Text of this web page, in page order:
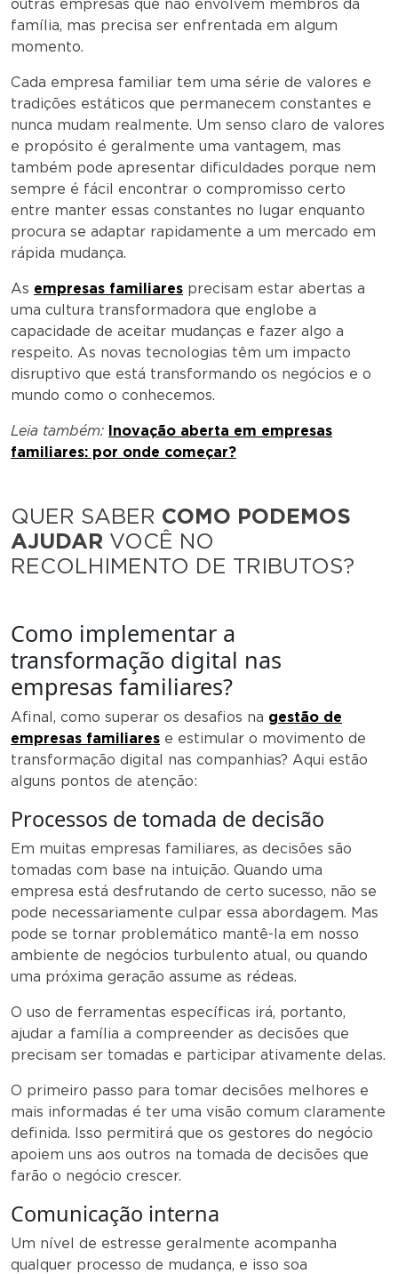
outras empresas que não envolvem membros da
família, mas precisa ser enfrentada em algum
momento.
Cada empresa familiar tem uma série de valores e
tradições estáticos que permanecem constantes e
nunca mudam realmente. Um senso claro de valores
e propósito é geralmente uma vantagem, mas
também pode apresentar dificuldades porque nem
sempre é fácil encontrar o compromisso certo
entre manter essas constantes no lugar enquanto
procura se adaptar rapidamente a um mercado em
rápida mudança.
As empresas familiares precisam estar abertas a
uma cultura transformadora que englobe a
capacidade de aceitar mudanças e fazer algo a
respeito. As novas tecnologias têm um impacto
disruptivo que está transformando os negócios e o
mundo como o conhecemos.
Leia também: Inovação aberta em empresas
familiares: por onde começar?
QUER SABER COMO PODEMOS
AJUDAR VOCÊ NO
RECOLHIMENTO DE TRIBUTOS?
Como implementar a
transformação digital nas
empresas familiares?
Afinal, como superar os desafios na gestão de
empresas familiares e estimular o movimento de
transformação digital nas companhias? Aqui estão
alguns pontos de atenção:
Processos de tomada de decisão
Em muitas empresas familiares, as decisões são
tomadas com base na intuição. Quando uma
empresa está desfrutando de certo sucesso, não se
pode necessariamente culpar essa abordagem. Mas
pode se tornar problemático mantê-la em nosso
ambiente de negócios turbulento atual, ou quando
uma próxima geração assume as rédeas.
O uso de ferramentas específicas irá, portanto,
ajudar a família a compreender as decisões que
precisam ser tomadas e participar ativamente delas.
O primeiro passo para tomar decisões melhores e
mais informadas é ter uma visão comum claramente
definida. Isso permitirá que os gestores do negócio
apoiem uns aos outros na tomada de decisões que
farão o negócio crescer.
Comunicação interna
Um nível de estresse geralmente acompanha
qualquer processo de mudança, e isso soa